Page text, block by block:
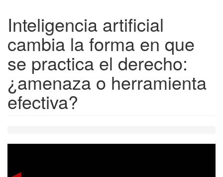
Inteligencia artificial
cambia la forma en que
se practica el derecho:
¿amenaza o herramienta
efectiva?